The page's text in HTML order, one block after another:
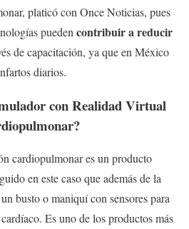
platicó con Once Noticias, pues
pueden contribuir a reducir
de capacitación, ya que en México
diarios.
con Realidad Virtual
cardiopulmonar es un producto
en este caso que además de la
busto o maniquí con sensores para
Es uno de los productos más